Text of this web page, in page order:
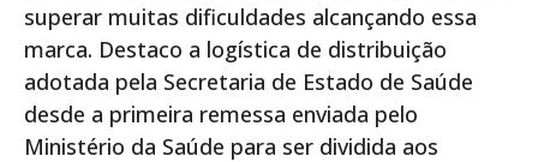
superar muitas dificuldades alcançando essa
marca. Destaco a logística de distribuição
adotada pela Secretaria de Estado de Saúde
desde a primeira remessa enviada pelo
Ministério da Saúde para ser dividida aos